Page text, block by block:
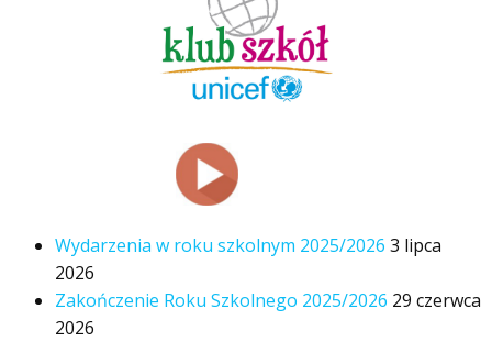
Wydarzenia w roku szkolnym 2025/2026 3 lipca
2026
Zakończenie Roku Szkolnego 2025/2026 29 czerwca
2026